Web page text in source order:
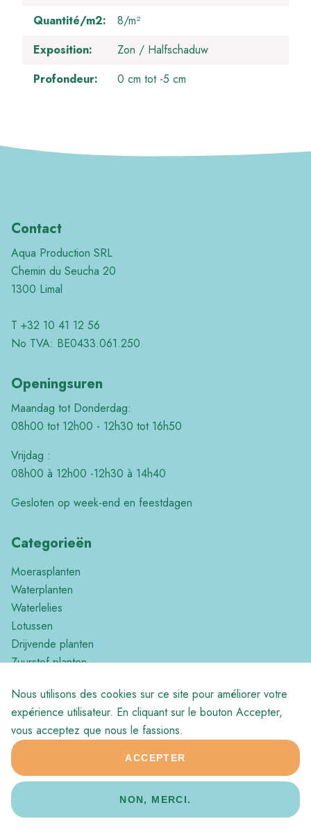
Quantité/m2
8/m²
Exposition
Zon / Halfschaduw
Profondeur
0 cm tot -5 cm
Contact
Aqua Production SRL
Chemin du Seucha 20
1300 Limal
T +32 10 41 12 56
No TVA: BE0433.061.250
Openingsuren
Maandag tot Donderdag:
08h00 tot 12h00 - 12h30 tot 16h50
Vrijdag :
08h00 à 12h00 -12h30 à 14h40
Gesloten op week-end en feestdagen
Categorieën
Moerasplanten
Waterplanten
Waterlelies
Lotussen
Drijvende planten
Zuurstof planten
Divers
© 2026 Aqua Production
Footer
bottom
Conditions générales de vente
Website byJolux Webdesign
Nous utilisons des cookies sur ce site pour améliorer votre
expérience utilisateur. En cliquant sur le bouton Accepter,
vous acceptez que nous le fassions.
ACCEPTER
NON, MERCI.